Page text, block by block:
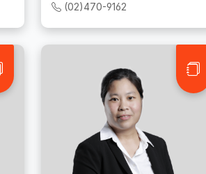
(02)470-9162